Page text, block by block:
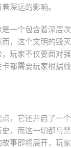
深远的影响。
一个包含着深层
，这个文明的毁
玩家不仅要面对
都需要玩家根据
，它还开启了一
，而这一切都与
事即将展开，玩